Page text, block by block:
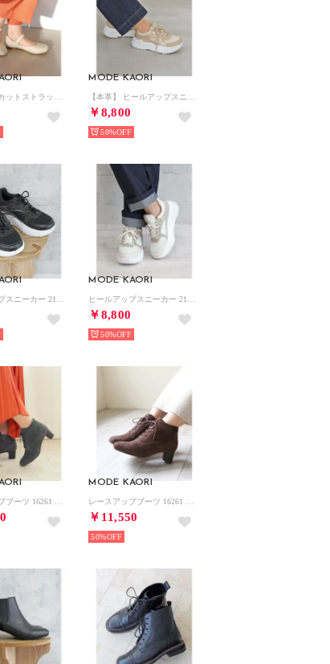
MODE KAORI
￥8,800
50%
MODE KAORI
￥8,800
50%
MODE KAORI
￥11,550
50%